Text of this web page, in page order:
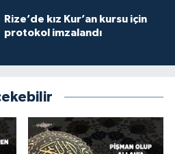
Rize’de kız Kur’an kursu için
protokol imzalandı